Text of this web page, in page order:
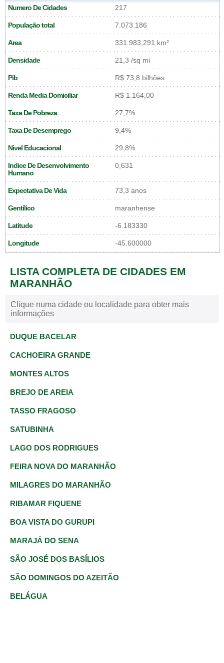
Numero De Cidades 217
População total 7.073.186
Area 331.983,291 km²
Densidade 21,3 /sq mi
Pib R$ 73,8 bilhões
Renda Media Domiciliar R$ 1.164,00
Taxa De Pobreza 27,7%
Taxa De Desemprego 9,4%
Nivel Educacional 29,8%
Indice De Desenvolvimento
Humano
0,631
Expectativa De Vida 73,3 anos
Gentílico maranhense
Latitude -6.183330
Longitude -45.600000
LISTA COMPLETA DE CIDADES EM
MARANHÃO
Clique numa cidade ou localidade para obter mais
informações
DUQUE BACELAR
CACHOEIRA GRANDE
MONTES ALTOS
BREJO DE AREIA
TASSO FRAGOSO
SATUBINHA
LAGO DOS RODRIGUES
FEIRA NOVA DO MARANHÃO
MILAGRES DO MARANHÃO
RIBAMAR FIQUENE
BOA VISTA DO GURUPI
MARAJÁ DO SENA
SÃO JOSÉ DOS BASÍLIOS
SÃO DOMINGOS DO AZEITÃO
BELÁGUA